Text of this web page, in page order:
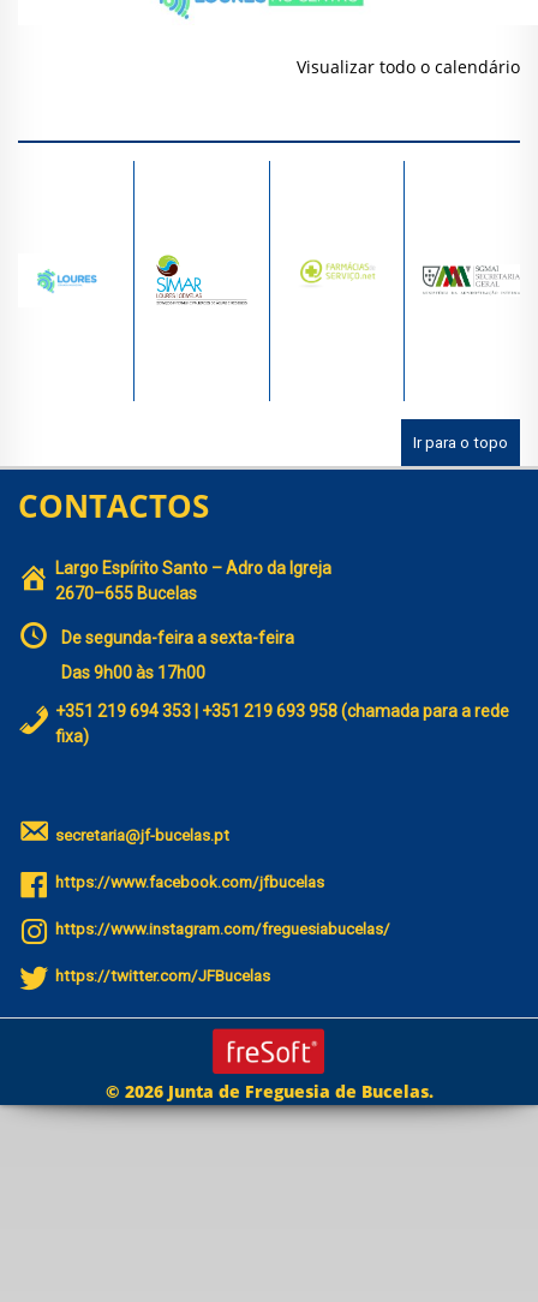
Visualizar todo o calendário
Ir para o topo
CONTACTOS
Largo Espírito Santo – Adro da Igreja
2670–655 Bucelas
De segunda-feira a sexta-feira
Das 9h00 às 17h00
+351 219 694 353 | +351 219 693 958 (chamada para a rede
fixa)
secretaria@jf-bucelas.pt
https://www.facebook.com/jfbucelas
https://www.instagram.com/freguesiabucelas/
https://twitter.com/JFBucelas
© 2026 Junta de Freguesia de Bucelas.